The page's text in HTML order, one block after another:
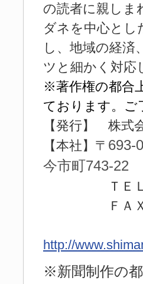
の読者に親しま
ダネを中心とし
し、地域の経済
ツと細かく対応
※著作権の都合
ております。ご
【発行】 株式
【本社】〒 693-
今市町743-22
ＴＥＬ
ＦＡＸ
http://
※新聞制作の